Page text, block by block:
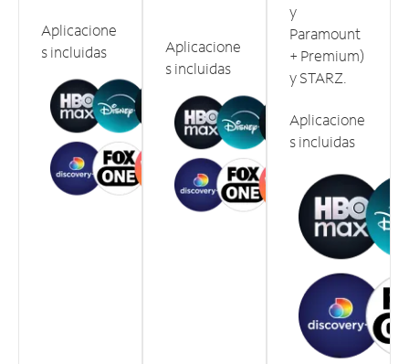
Aplicacione
s incluidas
Aplicacione
s incluidas
y
Paramount
+ Premium)
y STARZ.
Aplicacione
s incluidas